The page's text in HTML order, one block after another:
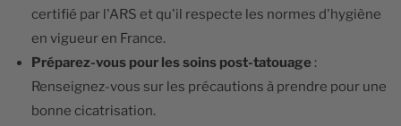
certifié par l'ARS et qu'il respecte les normes d'hygiène
en vigueur en France.
Préparez-vous pour les soins post-tatouage :
Renseignez-vous sur les précautions à prendre pour une
bonne cicatrisation.